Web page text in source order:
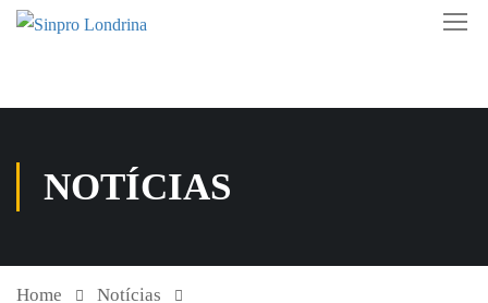
NOTÍCIAS
Home
Notícias